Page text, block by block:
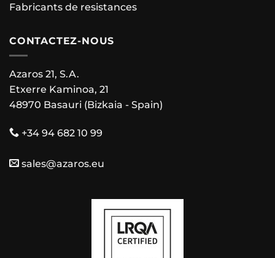
Fabricants de resistances
CONTACTEZ-NOUS
Azaros 21, S.A.
Etxerre Kaminoa, 21
48970 Basauri (Bizkaia - Spain)
+34 94 682 10 99
sales@azaros.eu